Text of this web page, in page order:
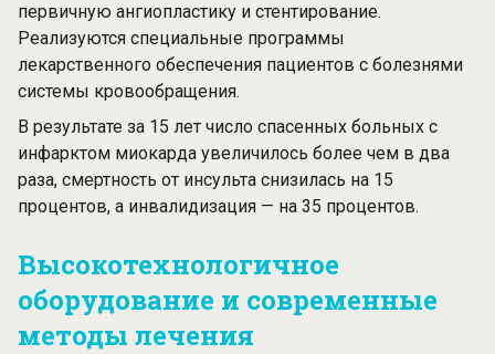
первичную ангиопластику и стентирование.
Реализуются специальные программы
лекарственного обеспечения пациентов с болезнями
системы кровообращения.
В результате за 15 лет число спасенных больных с
инфарктом миокарда увеличилось более чем в два
раза, смертность от инсульта снизилась на 15
процентов, а инвалидизация — на 35 процентов.
Высокотехнологичное
оборудование и современные
методы лечения